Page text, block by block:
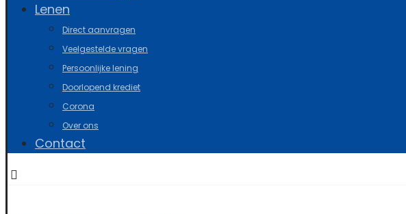
Lenen
Direct aanvragen
Veelgestelde vragen
Persoonlijke lening
Doorlopend krediet
Corona
Over ons
Contact